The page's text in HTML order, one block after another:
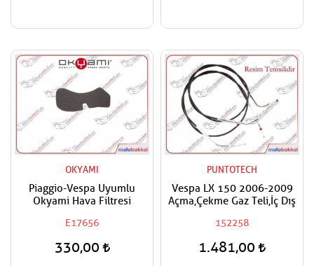
OKYAMI
Piaggio-Vespa Uyumlu
Okyami Hava Filtresi
E17656
330,00
PUNTOTECH
Vespa LX 150 2006-2009
Açma,Çekme Gaz Teli,İç Dış
152258
1.481,00